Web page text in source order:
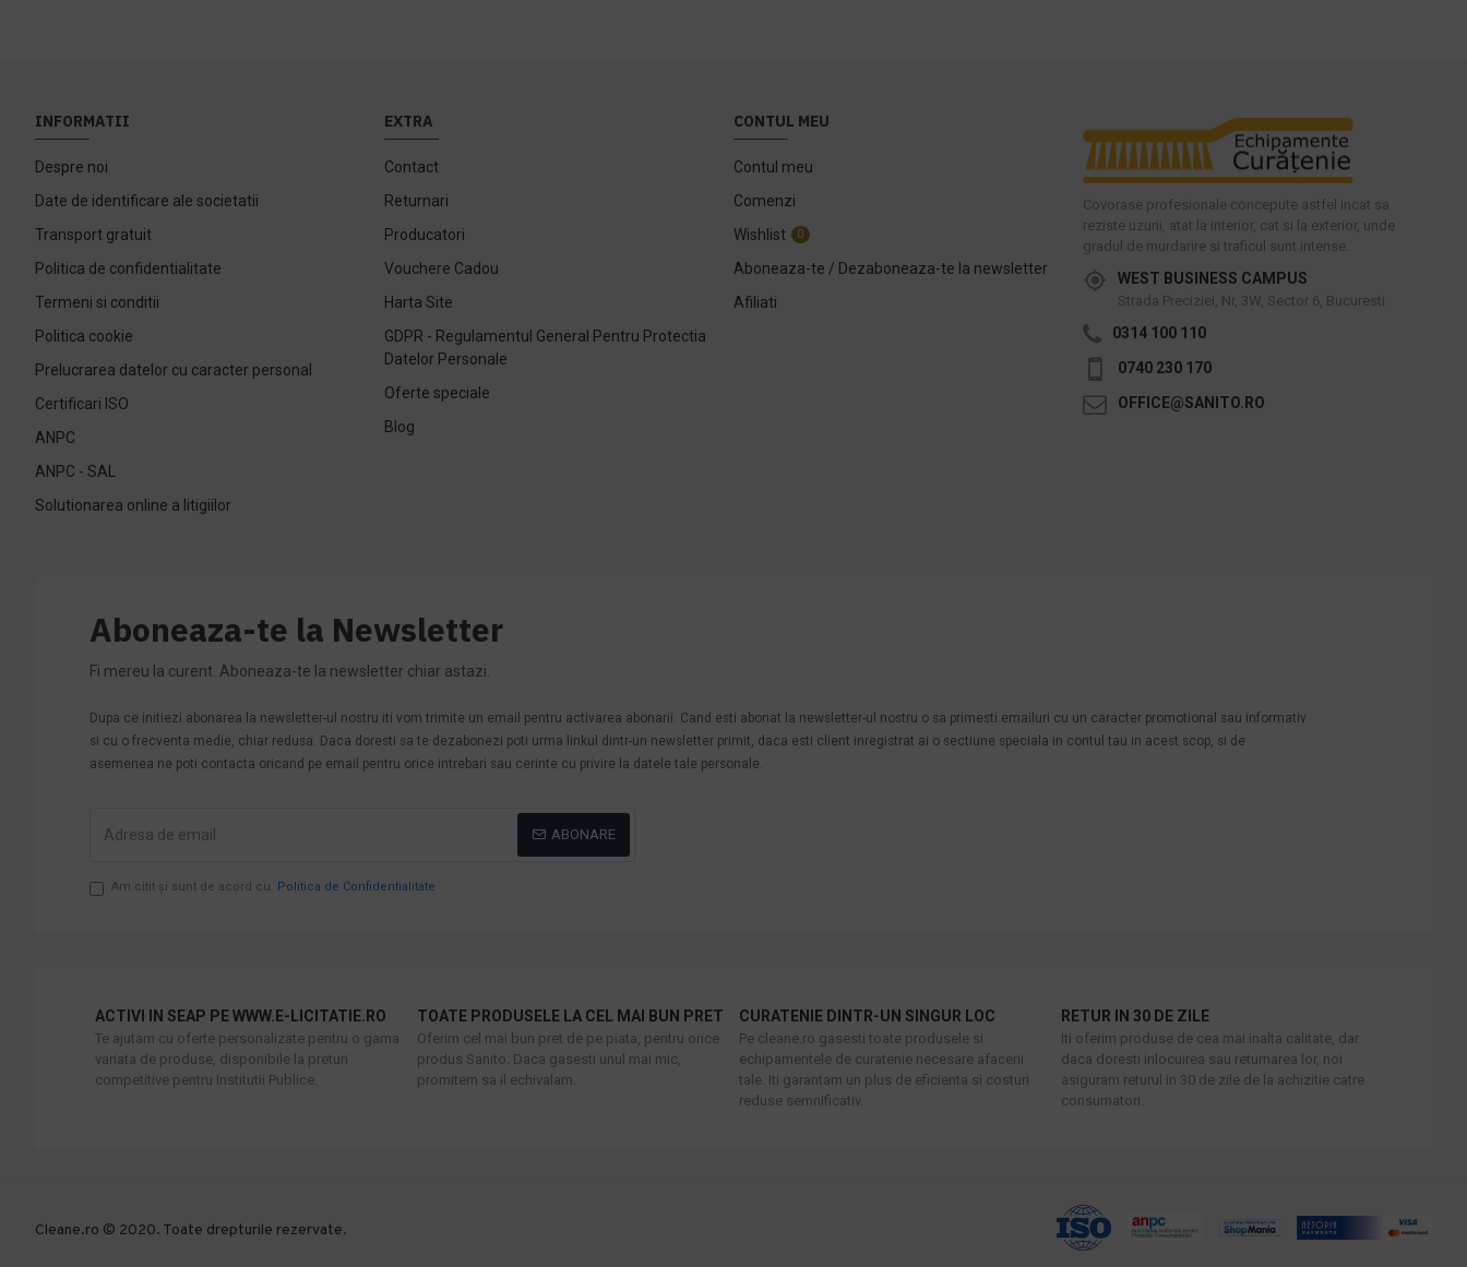
INFORMATII
Despre noi
Date de identificare ale societatii
Transport gratuit
Politica de confidentialitate
Termeni si conditii
Politica cookie
Prelucrarea datelor cu caracter personal
Certificari ISO
ANPC
ANPC - SAL
Solutionarea online a litigiilor
EXTRA
Contact
Returnari
Producatori
Vouchere Cadou
Harta Site
GDPR - Regulamentul General Pentru Protectia
Datelor Personale
Oferte speciale
Blog
CONTUL MEU
Contul meu
Comenzi
Wishlist
0
Aboneaza-te / Dezaboneaza-te la newsletter
Afiliati
Covorase profesionale concepute astfel incat sa
reziste uzurii, atat la interior, cat si la exterior, unde
gradul de murdarire si traficul sunt intense.
WEST BUSINESS CAMPUS
Strada Preciziei, Nr, 3W, Sector 6, Bucuresti
0314 100 110
0740 230 170
OFFICE@SANITO.RO
Aboneaza-te la Newsletter
Fi mereu la curent. Aboneaza-te la newsletter chiar astazi.
Dupa ce initiezi abonarea la newsletter-ul nostru iti vom trimite un email pentru activarea abonarii. Cand esti abonat la newsletter-ul nostru o sa primesti emailuri cu un caracter promotional sau informativ
si cu o frecventa medie, chiar redusa. Daca doresti sa te dezabonezi poti urma linkul dintr-un newsletter primit, daca esti client inregistrat ai o sectiune speciala in contul tau in acest scop, si de
asemenea ne poti contacta oricand pe email pentru orice intrebari sau cerinte cu privire la datele tale personale.
ABONARE
Am citit şi sunt de acord cu Politica de Confidentialitate
ACTIVI IN SEAP PE WWW.E-LICITATIE.RO
Te ajutam cu oferte personalizate pentru o gama
variata de produse, disponibile la preturi
competitive pentru Institutii Publice.
TOATE PRODUSELE LA CEL MAI BUN PRET
Oferim cel mai bun pret de pe piata, pentru orice
produs Sanito. Daca gasesti unul mai mic,
promitem sa il echivalam.
CURATENIE DINTR-UN SINGUR LOC
Pe cleane.ro gasesti toate produsele si
echipamentele de curatenie necesare afacerii
tale. Iti garantam un plus de eficienta si costuri
reduse semnificativ.
RETUR IN 30 DE ZILE
Iti oferim produse de cea mai inalta calitate, dar
daca doresti inlocuirea sau returnarea lor, noi
asiguram returul in 30 de zile de la achizitie catre
consumatori.
Cleane.ro © 2020. Toate drepturile rezervate.